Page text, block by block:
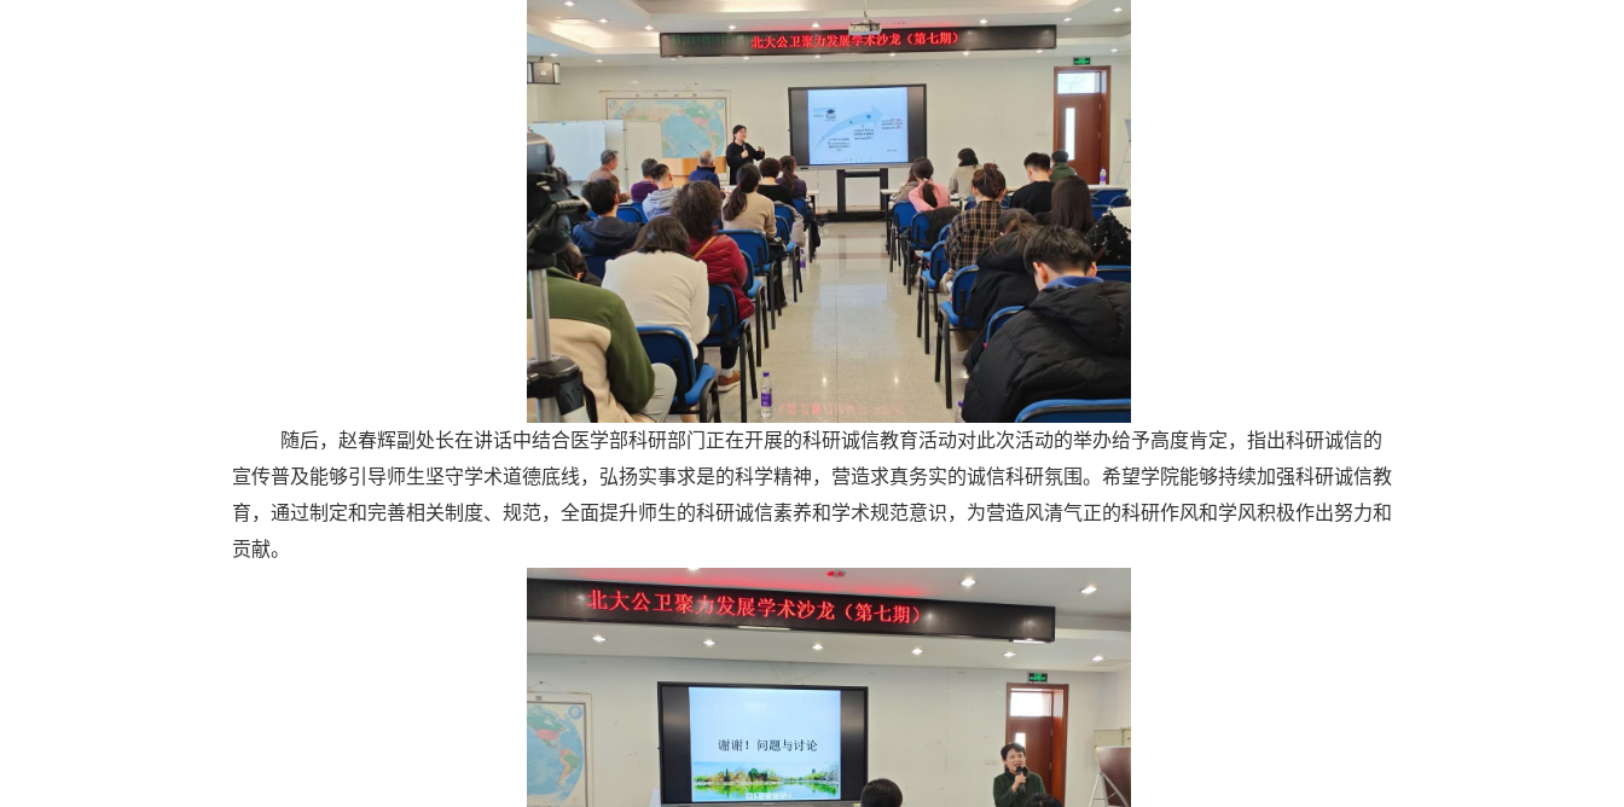
随后，赵春辉副处长在讲话中结合医学部科研部门正在开展的科研诚信教育活动对此次活动的举办给予高度肯定，指出科研诚信的
宣传普及能够引导师生坚守学术道德底线，弘扬实事求是的科学精神，营造求真务实的诚信科研氛围。希望学院能够持续加强科研诚信教
育，通过制定和完善相关制度、规范，全面提升师生的科研诚信素养和学术规范意识，为营造风清气正的科研作风和学风积极作出努力和
贡献。